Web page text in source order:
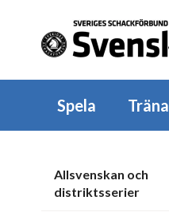
Spela Träna
Allsvenskan och
distriktsserier